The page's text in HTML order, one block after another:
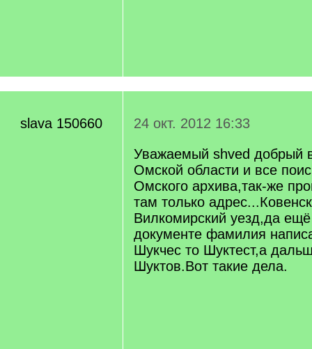
slava 150660
24 окт. 2012 16:33
Уважаемый shved добрый
Омской области и все
Омского архива,так-же
там только
Вилкомирский уезд,да
документе фамилия
Шукчес то Шуктест,а
Шуктов.Вот такие дела.